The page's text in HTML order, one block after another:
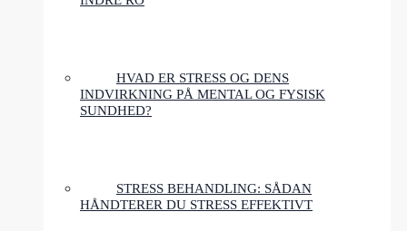
HVAD ER STRESS OG DENS
INDVIRKNING PÅ MENTAL OG FYSISK
SUNDHED?
STRESS BEHANDLING: SÅDAN
HÅNDTERER DU STRESS EFFEKTIVT